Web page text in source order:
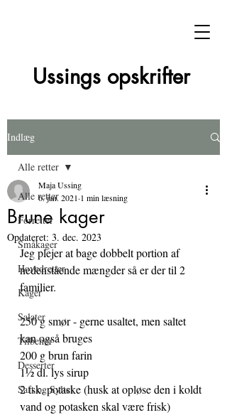
Ussings opskrifter
Indlæg
Alle retter
Forretter
Småkager
Hovedretter
Kager
Salater
Tilbehør
Desserter
Saft og Syltet
Alle retter
Brune kager
Maja Ussing
6. jan. 2021 1 min læsning
Opdateret: 3. dec. 2023
Jeg plejer at bage dobbelt portion af
nedenstående mængder så er der til 2
familier.
250 g smør - gerne usaltet, men saltet
kan også bruges
200 g brun farin
1½ dl. lys sirup
2 tsk. potaske (husk at opløse den i koldt
vand og potasken skal være frisk)